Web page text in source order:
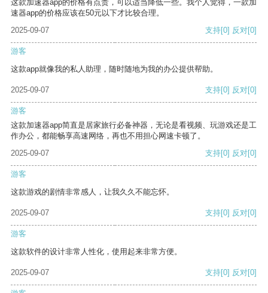
这款加速器app的价格有点贵，可以适当降低一些。我个人觉得，一款加
速器app的价格应该在50元以下才比较合理。
2025-09-07
支持[0] 反对[0]
游客
这款app就像我的私人助理，随时随地为我的办公提供帮助。
2025-09-07 支持[0] 反对[0]
游客
这款加速器app简直是居家旅行必备神器，无论是看视频、玩游戏还是工
作办公，都能畅享高速网络，再也不用担心网速卡顿了。
2025-09-07
支持[0] 反对[0]
游客
这款游戏的剧情非常感人，让我久久不能忘怀。
2025-09-07 支持[0] 反对[0]
游客
这款软件的设计非常人性化，使用起来非常方便。
2025-09-07 支持[0] 反对[0]